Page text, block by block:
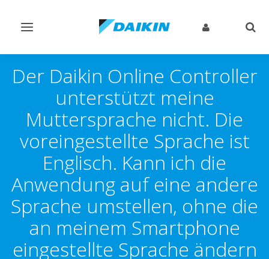
Navigation
Der Daikin Online Controller
unterstützt meine
Muttersprache nicht. Die
voreingestellte Sprache ist
Englisch. Kann ich die
Anwendung auf eine andere
Sprache umstellen, ohne die
an meinem Smartphone
eingestellte Sprache ändern